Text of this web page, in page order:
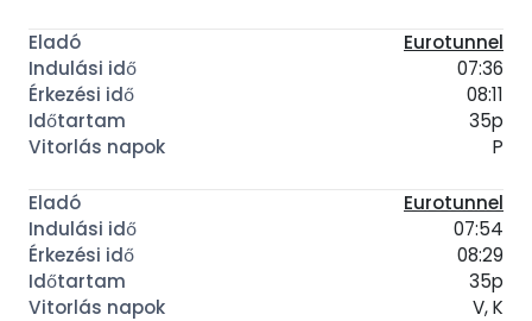
Eurotunnel
07:36
08:11
35p
P
Eurotunnel
07:54
08:29
35p
V, K